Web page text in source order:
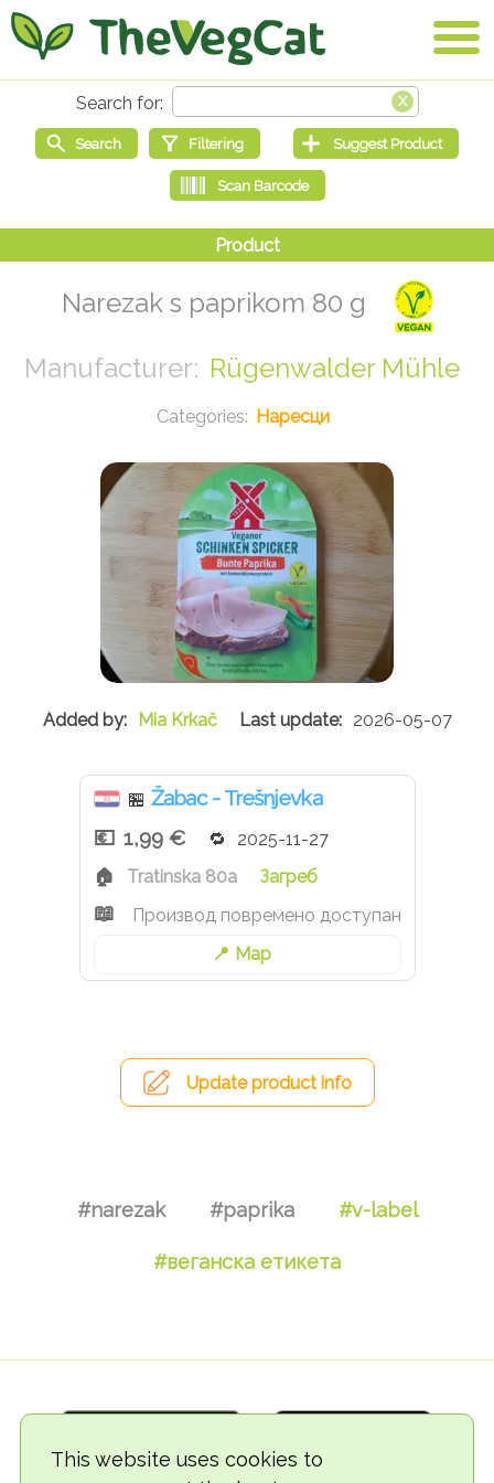
This website uses cookies to
Narezak s paprikom 80 g
Rügenwalder Mühle
Наресци
Mia Krkač 2026-05-07
🏪 Žabac - Trešnjevka
1,99 €
2025-11-27
Tratinska 80a
Загреб
Производ повремено доступан
Map
Update product info
#narezak #paprika #v-label
#веганска етикета